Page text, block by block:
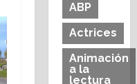
ABP
Actrices
Animación
a la
lectura